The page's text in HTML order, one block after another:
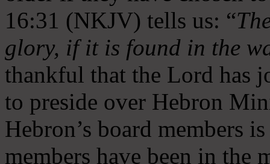
16:31 (NKJV) tells us: “
glory, if it is found in the
thankful that the Lord has
to preside over Hebron
Hebron’s board members
members have been in